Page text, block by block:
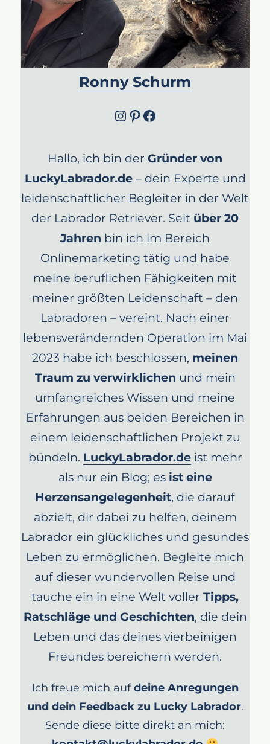
Ronny Schurm
Instagram
Pinterest
Facebook
Hallo, ich bin der Gründer von
LuckyLabrador.de– dein Experte und
leidenschaftlicher Begleiter in der Welt
der Labrador Retriever. Seit über 20
Jahren bin ich im Bereich
Onlinemarketing tätig und habe
meine beruflichen Fähigkeiten mit
meiner größten Leidenschaft – den
Labradoren – vereint. Nach einer
lebensverändernden Operation im Mai
2023 habe ich beschlossen, meinen
Traum zu verwirklichen und mein
umfangreiches Wissen und meine
Erfahrungen aus beiden Bereichen in
einem leidenschaftlichen Projekt zu
bündeln. LuckyLabrador.deist mehr
als nur ein Blog; es ist eine
Herzensangelegenheit, die darauf
abzielt, dir dabei zu helfen, deinem
Labrador ein glückliches und gesundes
Leben zu ermöglichen. Begleite mich
auf dieser wundervollen Reise und
tauche ein in eine Welt voller Tipps,
Ratschläge und Geschichten, die dein
Leben und das deines vierbeinigen
Freundes bereichern werden.
Ich freue mich aufdeine Anregungen
und dein Feedback zu Lucky Labrador.
Sende diese bitte direkt an mich: